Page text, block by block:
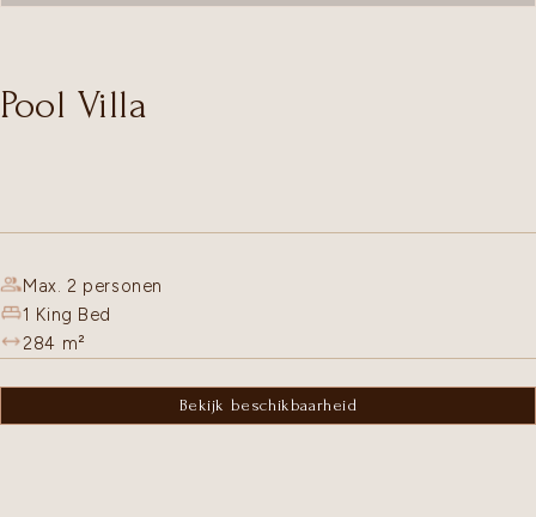
Pool Villa
Max. 2 personen
1 King Bed
284 m²
Bekijk beschikbaarheid